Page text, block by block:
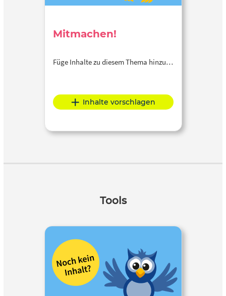
Mitmachen!
Füge Inhalte zu diesem Thema hinzu…
Inhalte vorschlagen
Tools